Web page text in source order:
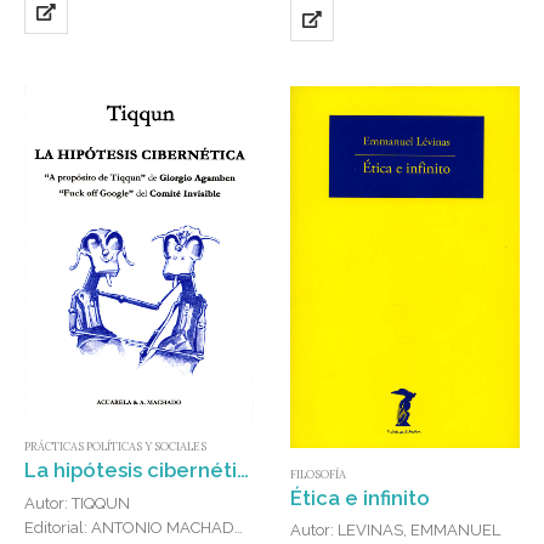
PRÁCTICAS POLÍTICAS Y SOCIALES
La hipótesis cibernética
Autor: TIQQUN
Editorial: ANTONIO MACHADO
FILOSOFÍA
Ética e infinito
Autor: LEVINAS, EMMANUEL